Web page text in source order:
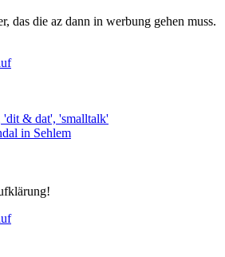
das die az dann in werbung gehen muss.
'dit & dat', 'smalltalk'
in Sehlem